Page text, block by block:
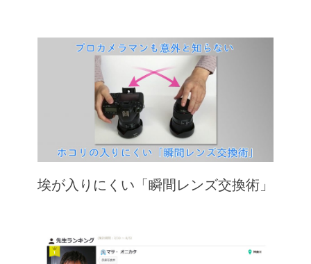
埃が入りにくい「瞬間レンズ交換術」